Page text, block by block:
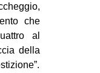
che
al
della